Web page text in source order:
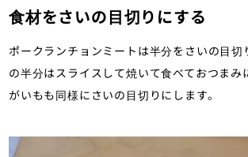
食材をさいの目切りにする
ポークランチョンミートは半分をさいの目切
の半分はスライスして焼いて食べておつまみ
がいもも同様にさいの目切りにします。